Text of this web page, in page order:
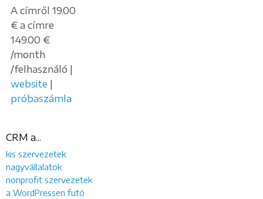
A címről 19.00
€ a címre
149.00 €
/month
/felhasználó |
website |
próbaszámla
CRM a...
kis szervezetek
nagyvállalatok
nonprofit szervezetek
a WordPressen futó